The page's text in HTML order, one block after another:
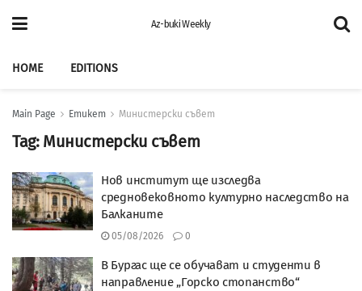
Az-buki Weekly
HOME EDITIONS
Main Page Етикет Министерски съвет
Tag: Министерски съвет
Нов институт ще изследва
средновековното културно наследство на
Балканите
05/08/2026 0
В Бургас ще се обучават и студенти в
направление „Горско стопанство“